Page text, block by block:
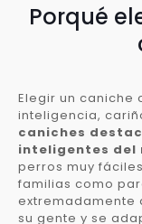
Porqué
Elegir un caniche
inteligencia,
caniches
inteligentes del
perros muy
familias como
extremadamente
su gente y se